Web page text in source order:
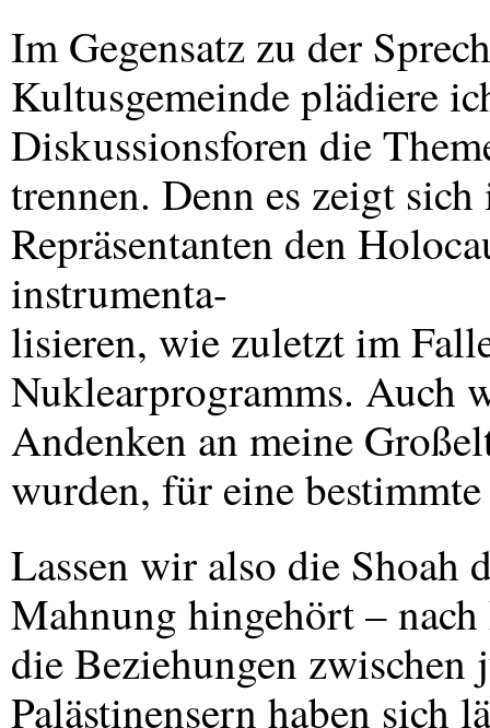
Im Gegensatz zu der
Kultusgemeinde plädiere
Diskussionsforen die
trennen. Denn es zeigt
Repräsentanten den
instrumenta-
lisieren, wie zuletzt im
Nuklearprogramms. Auch
Andenken an meine
wurden, für eine
Lassen wir also die Shoah
Mahnung hingehört –
die Beziehungen zwischen
Palästinensern haben sich